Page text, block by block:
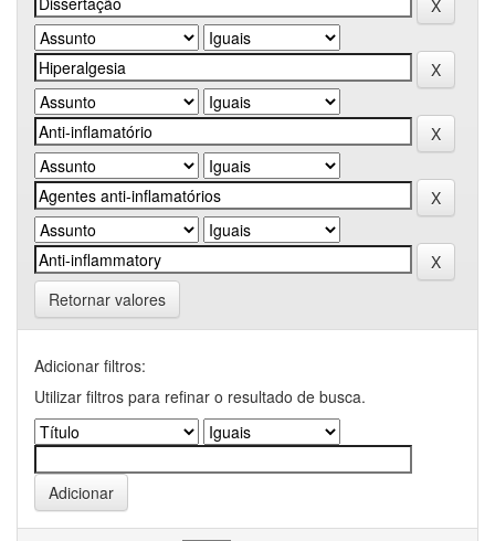
Retornar valores
Adicionar filtros:
Utilizar filtros para refinar o resultado de busca.